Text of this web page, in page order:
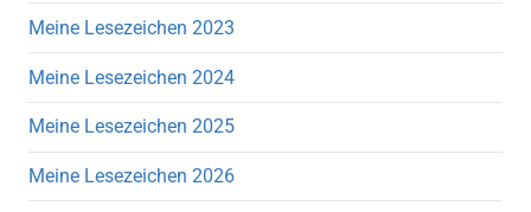
Meine Lesezeichen 2023
Meine Lesezeichen 2024
Meine Lesezeichen 2025
Meine Lesezeichen 2026